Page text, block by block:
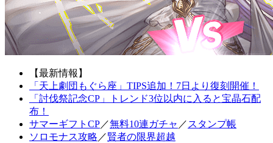
【最新情報】
「天上劇団もぐら座」TIPS追加！7日より復刻開催！
「討伐祭記念CP」トレンド3位以内に入ると宝晶石配
布！
サマーギフトCP／無料10連ガチャ ／ スタンプ帳
ソロモナス攻略 ／賢者の限界超越